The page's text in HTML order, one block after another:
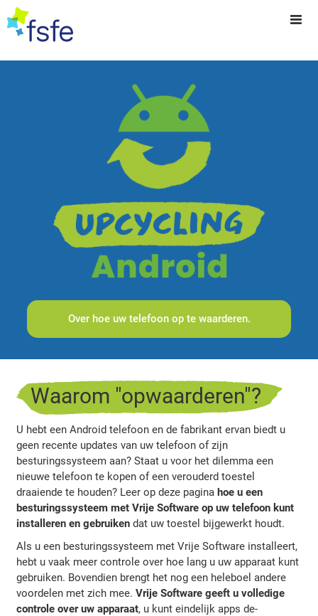
Over hoe uw telefoon op te waarderen.
Waarom "opwaarderen"?
U hebt een Android telefoon en de fabrikant ervan biedt u
geen recente updates van uw telefoon of zijn
besturingssysteem aan? Staat u voor het dilemma een
nieuwe telefoon te kopen of een verouderd toestel
draaiende te houden? Leer op deze paginahoe u een
besturingssysteem met Vrije Software op uw telefoon kunt
installeren en gebruiken dat uw toestel bijgewerkt houdt.
Als u een besturingssysteem met Vrije Software installeert,
hebt u vaak meer controle over hoe lang u uw apparaat kunt
gebruiken. Bovendien brengt het nog een heleboel andere
voordelen met zich mee.Vrije Software geeft u volledige
controle over uw apparaat, u kunt eindelijk apps de-